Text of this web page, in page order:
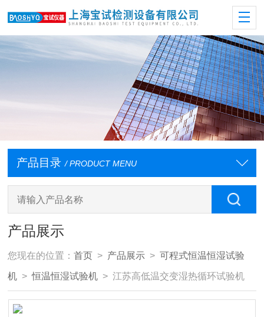
产品目录 / PRODUCT MENU
产品展示
您现在的位置：首页 > 产品展示 >可程式恒温恒湿试验
机 >恒温恒湿试验机 > 江苏高低温交变湿热循环试验机